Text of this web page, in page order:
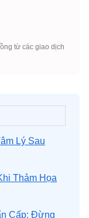
từ các giao dịch
Lý Sau
Thảm Họa
Cấp: Đừng